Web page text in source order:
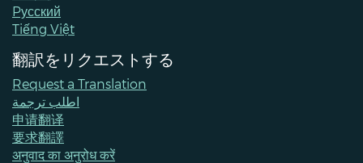
Pусский
Tiếng Việt
翻訳をリクエストする
Request a Translation
اطلب ترجمة
申请翻译
要求翻譯
अनुवाद का अनुरोध करें